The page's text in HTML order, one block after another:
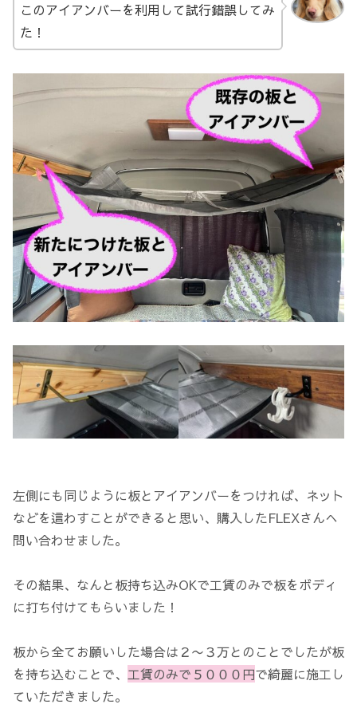
このアイアンバーを利用して試行錯誤してみ
た！
左側にも同じように板とアイアンバーをつければ、ネット
などを這わすことができると思い、購入したFLEXさんへ
問い合わせました。
その結果、なんと板持ち込みOKで工賃のみで板をボディ
に打ち付けてもらいました！
板から全てお願いした場合は２〜３万とのことでしたが板
を持ち込むことで、 工賃のみで５０００円で綺麗に施工し
ていただきました。